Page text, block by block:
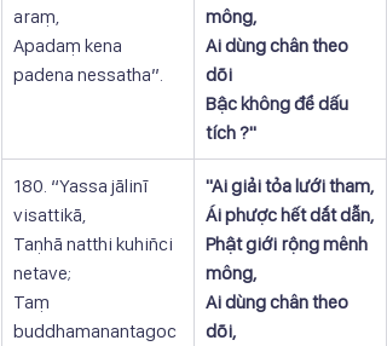
araṃ,
Apadaṃ kena
padena nessatha”.
mông,
Ai dùng chân theo
dõi
Bậc không để dấu
tích ?"
180. “Yassa jālinī
visattikā,
Taṇhā natthi kuhiñci
netave;
Taṃ
buddhamanantagoc
​"Ai giải tỏa lưới tham,
Ái phược hết dắt dẫn,
Phật giới rộng mênh
mông,
Ai dùng chân theo
dõi,